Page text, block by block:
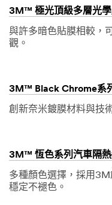
前
系
統
異
稍
後
再
的
表
格
已
送
出，
3M
經
銷
商
夥
3M™ 極光頂級多層光
與許多暗色貼膜相較，
觀。
3M™ Black Chrome系
創新奈米鍍膜材料與技
3M™ 恆色系列汽車隔
多種顏色選擇，採用
穩定不褪色。